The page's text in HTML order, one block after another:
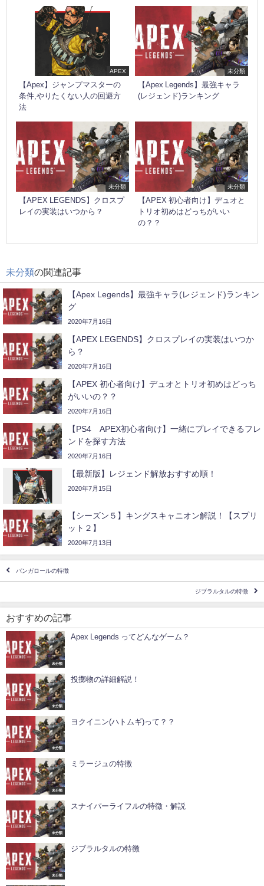
APEX
【Apex】ジャンプマスターの
条件,やりたくない人の回避方
法
未分類
【Apex Legends】最強キャラ
(レジェンド)ランキング
未分類
【APEX LEGENDS】クロスプ
レイの実装はいつから？
未分類
【APEX 初心者向け】デュオと
トリオ初めはどっちがいい
の？？
未分類の関連記事
【Apex Legends】最強キャラ(レジェンド)ランキン
グ
2020年7月16日
【APEX LEGENDS】クロスプレイの実装はいつか
ら？
2020年7月16日
【APEX 初心者向け】デュオとトリオ初めはどっち
がいいの？？
2020年7月16日
【PS4 APEX初心者向け】一緒にプレイできるフレ
ンドを探す方法
2020年7月16日
【最新版】レジェンド解放おすすめ順！
2020年7月15日
【シーズン５】キングスキャニオン解説！【スプリ
ット２】
2020年7月13日
バンガロールの特徴
ジブラルタルの特徴
おすすめの記事
未分類
Apex Legends ってどんなゲーム？
未分類
投擲物の詳細解説！
未分類
ヨクイニン(ハトムギ)って？？
未分類
ミラージュの特徴
未分類
スナイパーライフルの特徴・解説
未分類
ジブラルタルの特徴